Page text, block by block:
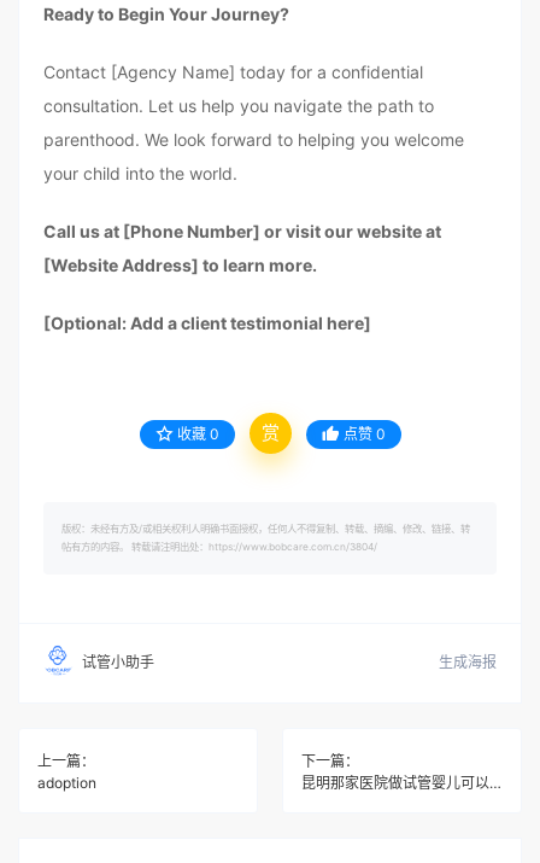
Ready to Begin Your Journey?
Contact [Agency Name] today for a confidential
consultation. Let us help you navigate the path to
parenthood. We look forward to helping you welcome
your child into the world.
Call us at [Phone Number] or visit our website at
[Website Address] to learn more.
[Optional: Add a client testimonial here]
收藏 0 赏 点赞 0
版权：未经有方及/或相关权利人明确书面授权，任何人不得复制、转载、摘编、修改、链接、转
帖有方的内容。 转载请注明出处：https://www.bobcare.com.cn/3804/
试管小助手 生成海报
上一篇：
adoption
下一篇：
昆明那家医院做试管婴儿可以选性别